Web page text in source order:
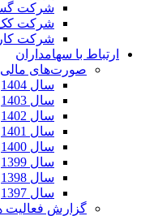
شرکت
شرکت
شرکت
ارتباط با سهامداران
صورت‌های مالی
سال 1404
سال 1403
سال 1402
سال 1401
سال 1400
سال 1399
سال 1398
سال 1397
گزارش فعالیت